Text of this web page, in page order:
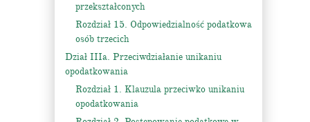
przekształconych
Rozdział 15. Odpowiedzialność podatkowa
osób trzecich
Dział IIIa. Przeciwdziałanie unikaniu
opodatkowania
Rozdział 1. Klauzula przeciwko unikaniu
opodatkowania